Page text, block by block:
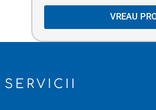
VREAU
SERVICII